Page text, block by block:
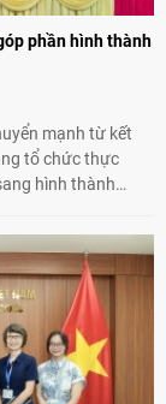
phần hình thành
mạnh từ kết
tổ chức thực
hình thành
trở thành động lực